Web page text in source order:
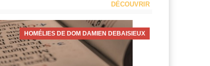
DÉCOUVRIR
HOMÉLIES DE DOM DAMIEN DEBAISIEUX